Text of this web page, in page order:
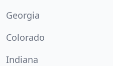
Georgia
Colorado
Indiana